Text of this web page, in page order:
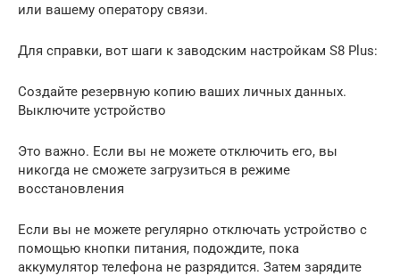
или вашему оператору связи.
Для справки, вот шаги к заводским настройкам S8 Plus:
Создайте резервную копию ваших личных данных.
Выключите устройство
Это важно. Если вы не можете отключить его, вы
никогда не сможете загрузиться в режиме
восстановления
Если вы не можете регулярно отключать устройство с
помощью кнопки питания, подождите, пока
аккумулятор телефона не разрядится. Затем зарядите